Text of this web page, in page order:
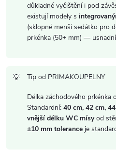
důkladné vyčištění i pod
existují modely s
(sklopné menší sedátko pro
prkénka (50+ mm) —
Tip od PRIMAKOUPELNY
Délka záchodového prkénka
Standardní: 40 cm, 42 cm,
vnější délku WC mísyod
±10 mm tolerance je